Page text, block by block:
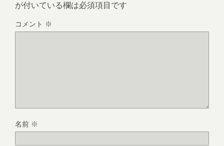
が付いている欄は必須項目です
コメント ※
名前 ※